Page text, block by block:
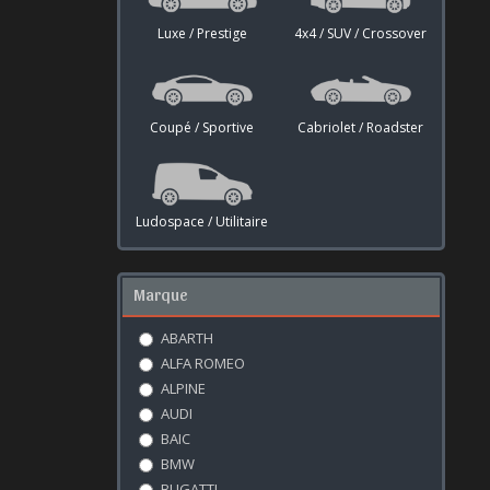
Luxe / Prestige 4x4 / SUV / Crossover
Coupé / Sportive Cabriolet / Roadster
Ludospace / Utilitaire
Marque
ABARTH
ALFA ROMEO
ALPINE
AUDI
BAIC
BMW